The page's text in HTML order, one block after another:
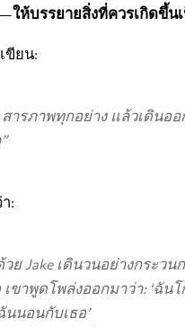
ให้บรรยายสิ่งที่ควรเกิดขึ้น
ขียน:
สารภาพทุกอย่าง แล้วเดินอ
:
วย Jake เดินวนอย่างกระวน
เขาพูดโพล่งออกมาว่า: ‘ฉัน
นนอนกับเธอ’